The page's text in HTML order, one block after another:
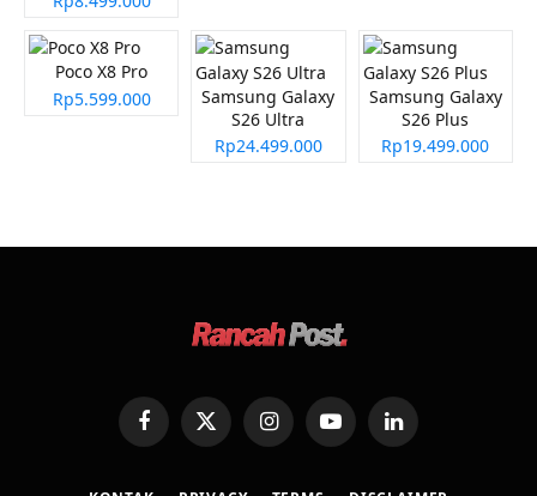
Poco X8 Pro
Rp5.599.000
Samsung Galaxy
S26 Ultra
Rp24.499.000
Samsung Galaxy
S26 Plus
Rp19.499.000
FacebookX
(Twitter)
InstagramYouTubeLinkedIn